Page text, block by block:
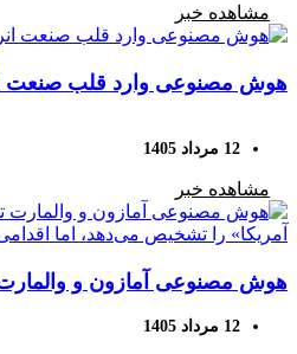
مشاهده خبر
هوش مصنوعی وارد قلب صنعت
12 مرداد 1405
مشاهده خبر
هوش مصنوعی آمازون و
«ساخت آمریکا» را تشخیص
12 مرداد 1405